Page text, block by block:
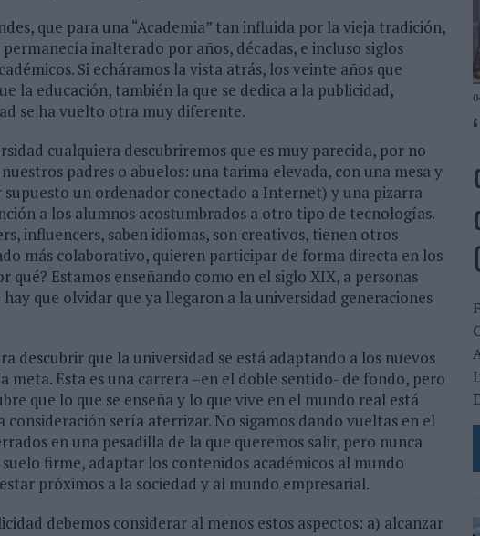
que para una “Academia” tan influida por la vieja tradición,
inalterado por años, décadas, e incluso siglos
Si echáramos la vista atrás, los veinte años que
la educación, también la que se dedica a la publicidad,
se ha vuelto otra muy diferente.
cualquiera descubriremos que es muy parecida, por no
padres o abuelos: una tarima elevada, con una mesa y
un ordenador conectado a Internet) y una pizarra
a los alumnos acostumbrados a otro tipo de tecnologías.
influencers, saben idiomas, son creativos, tienen otros
más colaborativo, quieren participar de forma directa en los
qué? Estamos enseñando como en el siglo XIX, a personas
que olvidar que ya llegaron a la universidad generaciones
descubrir que la universidad se está adaptando a los nuevos
meta. Esta es una carrera –en el doble sentido- de fondo, pero
que lo que se enseña y lo que vive en el mundo real está
sería aterrizar. No sigamos dando vueltas en el
en una pesadilla de la que queremos salir, pero nunca
firme, adaptar los contenidos académicos al mundo
próximos a la sociedad y al mundo empresarial.
debemos considerar al menos estos aspectos: a) alcanzar